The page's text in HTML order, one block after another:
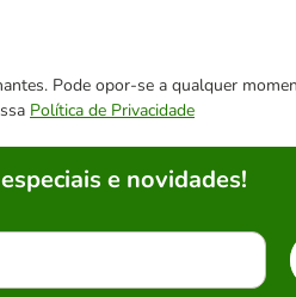
Pode opor-se a qualquer
Política de Privacidade
e novidades!